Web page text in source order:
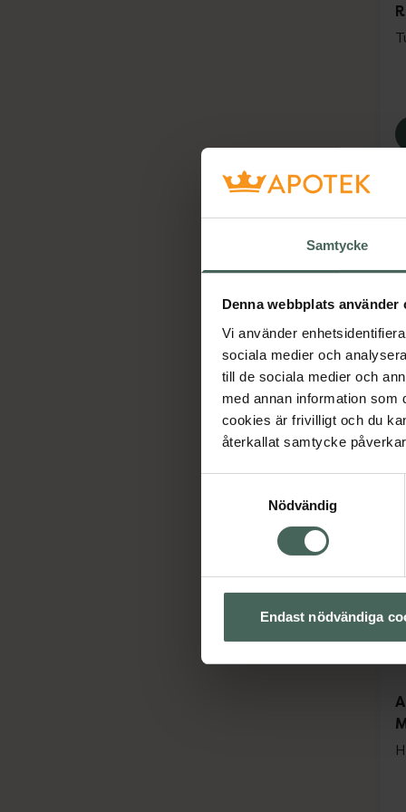
Samtycke
Denna webbplats använder
Vi använder
sociala medier och
till de sociala medier och
med annan information som
cookies är frivilligt och du
återkallat samtycke
Nödvändig
Endast nödvändiga